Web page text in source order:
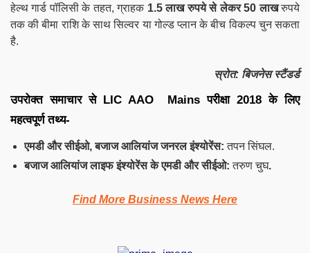
हेल्थ गार्ड पॉलिसी के तहत, ग्राहक 1.5 लाख रुपये से लेकर 50 लाखरुपये
तक की बीमा राशि के साथ सिल्वर या गोल्ड प्लान के बीच विकल्प चुन सकता
है.
स्रोत: बिजनेस स्टैंडर्ड
उपरोक्त समाचार से LIC AAO Mains परीक्षा 2018 के लिए
महत्वपूर्ण तथ्य-
एमडी और सीईओ, बजाज आलियांज जनरल इंश्योरेंस:तपन सिंघल.
बजाज आलियांज लाइफ इंश्योरेंस के एमडी और सीईओ:तरुण चुघ.
Find More Business News Here